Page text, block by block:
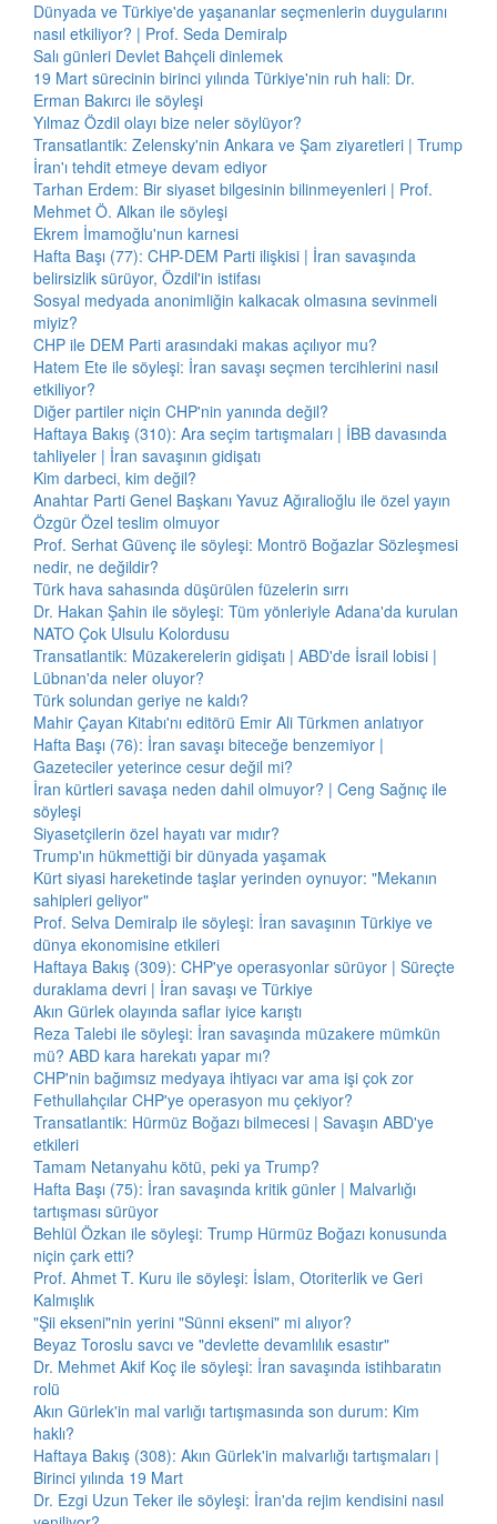
Dünyada ve Türkiye'de yaşananlar seçmenlerin duygularını
nasıl etkiliyor? | Prof. Seda Demiralp
Salı günleri Devlet Bahçeli dinlemek
19 Mart sürecinin birinci yılında Türkiye'nin ruh hali: Dr.
Erman Bakırcı ile söyleşi
Yılmaz Özdil olayı bize neler söylüyor?
Transatlantik: Zelensky'nin Ankara ve Şam ziyaretleri | Trump
İran'ı tehdit etmeye devam ediyor
Tarhan Erdem: Bir siyaset bilgesinin bilinmeyenleri | Prof.
Mehmet Ö. Alkan ile söyleşi
Ekrem İmamoğlu'nun karnesi
Hafta Başı (77): CHP-DEM Parti ilişkisi | İran savaşında
belirsizlik sürüyor, Özdil'in istifası
Sosyal medyada anonimliğin kalkacak olmasına sevinmeli
miyiz?
CHP ile DEM Parti arasındaki makas açılıyor mu?
Hatem Ete ile söyleşi: İran savaşı seçmen tercihlerini nasıl
etkiliyor?
Diğer partiler niçin CHP'nin yanında değil?
Haftaya Bakış (310): Ara seçim tartışmaları | İBB davasında
tahliyeler | İran savaşının gidişatı
Kim darbeci, kim değil?
Anahtar Parti Genel Başkanı Yavuz Ağıralioğlu ile özel yayın
Özgür Özel teslim olmuyor
Prof. Serhat Güvenç ile söyleşi: Montrö Boğazlar Sözleşmesi
nedir, ne değildir?
Türk hava sahasında düşürülen füzelerin sırrı
Dr. Hakan Şahin ile söyleşi: Tüm yönleriyle Adana'da kurulan
NATO Çok Ulsulu Kolordusu
Transatlantik: Müzakerelerin gidişatı | ABD'de İsrail lobisi |
Lübnan'da neler oluyor?
Türk solundan geriye ne kaldı?
Mahir Çayan Kitabı'nı editörü Emir Ali Türkmen anlatıyor
Hafta Başı (76): İran savaşı biteceğe benzemiyor |
Gazeteciler yeterince cesur değil mi?
İran kürtleri savaşa neden dahil olmuyor? | Ceng Sağnıç ile
söyleşi
Siyasetçilerin özel hayatı var mıdır?
Trump'ın hükmettiği bir dünyada yaşamak
Kürt siyasi hareketinde taşlar yerinden oynuyor: "Mekanın
sahipleri geliyor"
Prof. Selva Demiralp ile söyleşi: İran savaşının Türkiye ve
dünya ekonomisine etkileri
Haftaya Bakış (309): CHP'ye operasyonlar sürüyor | Süreçte
duraklama devri | İran savaşı ve Türkiye
Akın Gürlek olayında saflar iyice karıştı
Reza Talebi ile söyleşi: İran savaşında müzakere mümkün
mü? ABD kara harekatı yapar mı?
CHP'nin bağımsız medyaya ihtiyacı var ama işi çok zor
Fethullahçılar CHP'ye operasyon mu çekiyor?
Transatlantik: Hürmüz Boğazı bilmecesi | Savaşın ABD'ye
etkileri
Tamam Netanyahu kötü, peki ya Trump?
Hafta Başı (75): İran savaşında kritik günler | Malvarlığı
tartışması sürüyor
Behlül Özkan ile söyleşi: Trump Hürmüz Boğazı konusunda
niçin çark etti?
Prof. Ahmet T. Kuru ile söyleşi: İslam, Otoriterlik ve Geri
Kalmışlık
"Şii ekseni"nin yerini "Sünni ekseni" mi alıyor?
Beyaz Toroslu savcı ve "devlette devamlılık esastır"
Dr. Mehmet Akif Koç ile söyleşi: İran savaşında istihbaratın
rolü
Akın Gürlek'in mal varlığı tartışmasında son durum: Kim
haklı?
Haftaya Bakış (308): Akın Gürlek'in malvarlığı tartışmaları |
Birinci yılında 19 Mart
Dr. Ezgi Uzun Teker ile söyleşi: İran'da rejim kendisini nasıl